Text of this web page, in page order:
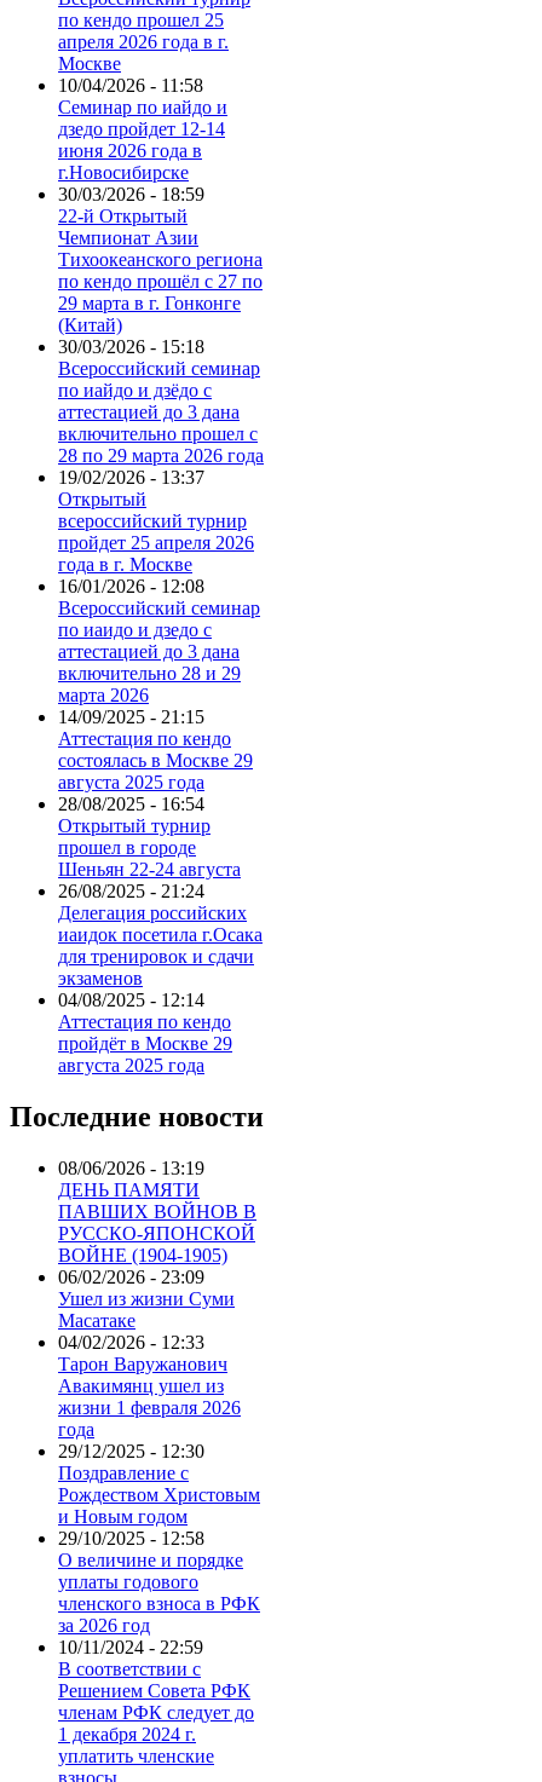
по кендо прошел 25
апреля 2026 года в г.
Москве
10/04/2026 - 11:58
Семинар по иайдо и
дзедо пройдет 12-14
июня 2026 года в
г.Новосибирске
30/03/2026 - 18:59
22-й Открытый
Чемпионат Азии
Тихоокеанского региона
по кендо прошёл с 27 по
29 марта в г. Гонконге
(Китай)
30/03/2026 - 15:18
Всероссийский семинар
по иайдо и дзёдо с
аттестацией до 3 дана
включительно прошел с
28 по 29 марта 2026 года
19/02/2026 - 13:37
Открытый
всероссийский турнир
пройдет 25 апреля 2026
года в г. Москве
16/01/2026 - 12:08
Всероссийский семинар
по иаидо и дзедо с
аттестацией до 3 дана
включительно 28 и 29
марта 2026
14/09/2025 - 21:15
Аттестация по кендо
состоялась в Москве 29
августа 2025 года
28/08/2025 - 16:54
Открытый турнир
прошел в городе
Шеньян 22-24 августа
26/08/2025 - 21:24
Делегация российских
иаидок посетила г.Осака
для тренировок и сдачи
экзаменов
04/08/2025 - 12:14
Аттестация по кендо
пройдёт в Москве 29
августа 2025 года
Последние новости
08/06/2026 - 13:19
ДЕНЬ ПАМЯТИ
ПАВШИХ ВОЙНОВ В
РУССКО-ЯПОНСКОЙ
ВОЙНЕ (1904-1905)
06/02/2026 - 23:09
Ушел из жизни Суми
Масатаке
04/02/2026 - 12:33
Тарон Варужанович
Авакимянц ушел из
жизни 1 февраля 2026
года
29/12/2025 - 12:30
Поздравление с
Рождеством Христовым
и Новым годом
29/10/2025 - 12:58
О величине и порядке
уплаты годового
членского взноса в РФК
за 2026 год
10/11/2024 - 22:59
В соответствии с
Решением Совета РФК
членам РФК следует до
1 декабря 2024 г.
уплатить членские
взносы